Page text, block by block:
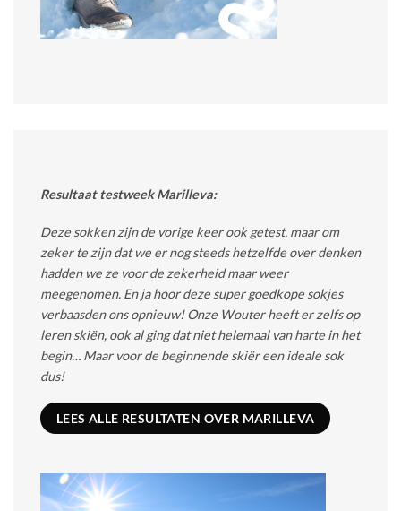
Resultaat testweek Marilleva:
Deze sokken zijn de vorige keer ook getest, maar om
zeker te zijn dat we er nog steeds hetzelfde over denken
hadden we ze voor de zekerheid maar weer
meegenomen. En ja hoor deze super goedkope sokjes
verbaasden ons opnieuw! Onze Wouter heeft er zelfs op
leren skiën, ook al ging dat niet helemaal van harte in het
begin… Maar voor de beginnende skiër een ideale sok
dus!
LEES ALLE RESULTATEN OVER MARILLEVA